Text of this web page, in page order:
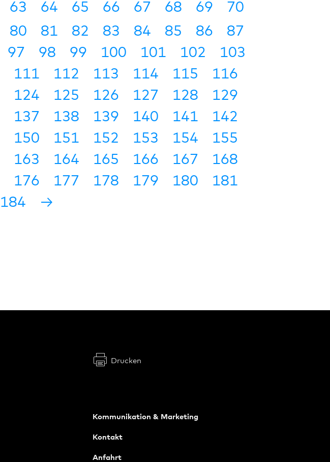
63 64 65 66 67 68 69
70
80 81 82 83 84 85 86
87
97 98 99 100 101 102
103
111 112 113 114 115
116
124 125 126 127 128
129
137 138 139 140 141
142
150 151 152 153 154
155
163 164 165 166 167
168
176 177 178 179 180
181
184 →
Drucken
Kommunikation & Marketing
Kontakt
Anfahrt